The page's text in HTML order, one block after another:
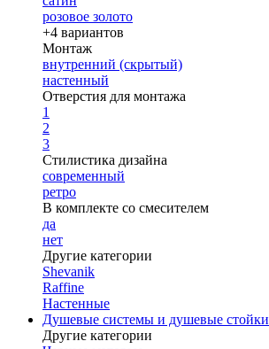
розовое золото
+4 вариантов
Монтаж
внутренний (скрытый)
настенный
Отверстия для монтажа
1
2
3
Стилистика дизайна
современный
ретро
В комплекте со смесителем
да
нет
Другие категории
Shevanik
Raffine
Настенные
Душевые системы и душевые стойки
Другие категории